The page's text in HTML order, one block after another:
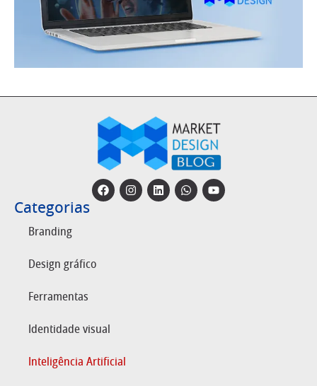
Categorias
Branding
Design gráfico
Ferramentas
Identidade visual
Inteligência Artificial